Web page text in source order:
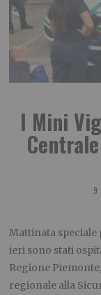
I Mini
9
Mattinata speciale
ieri sono stati
Regione
regionale alla